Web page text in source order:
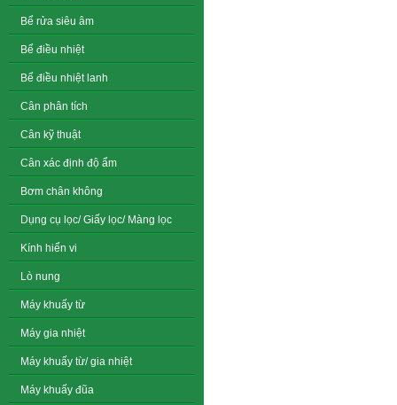
Bể rửa siêu âm
Bể điều nhiệt
Bể điều nhiệt lanh
Cân phân tích
Cân kỹ thuật
Cân xác định độ ẩm
Bơm chân không
Dụng cụ lọc/ Giấy lọc/ Màng lọc
Kính hiển vi
Lò nung
Máy khuấy từ
Máy gia nhiệt
Máy khuấy từ/ gia nhiệt
Máy khuấy đũa